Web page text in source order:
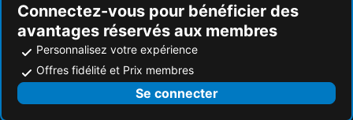
Connectez-vous pour bénéficier des
avantages réservés aux membres
Personnalisez votre expérience
Offres fidélité et Prix membres
Se connecter